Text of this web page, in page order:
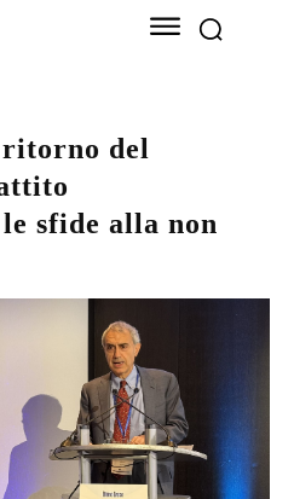
del
sfide alla non